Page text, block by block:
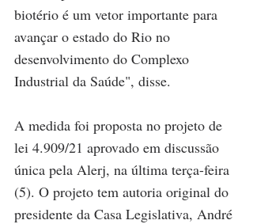
biotério é um vetor importante para
avançar o estado do Rio no
desenvolvimento do Complexo
Industrial da Saúde", disse.
A medida foi proposta no projeto de
lei 4.909/21 aprovado em discussão
única pela Alerj, na última terça-feira
(5). O projeto tem autoria original do
presidente da Casa Legislativa, André